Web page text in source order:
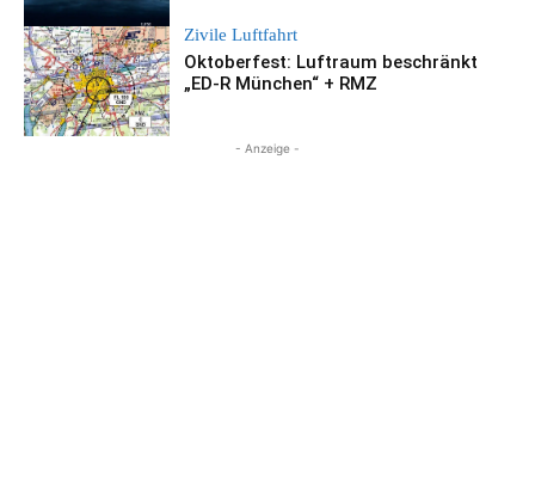
Zivile Luftfahrt
Oktoberfest: Luftraum beschränkt
„ED-R München“ + RMZ
- Anzeige -